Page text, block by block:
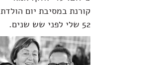
קורנת במסיבת יום הולדת
52 שלי לפני שש שנים.